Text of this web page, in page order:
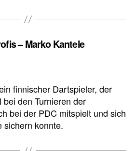
– Marko Kantele
finnischer Dartspieler, der
den Turnieren der
bei der PDC mitspielt und sich
sichern konnte.